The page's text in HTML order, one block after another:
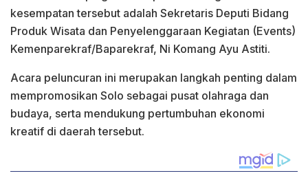
kesempatan tersebut adalah Sekretaris Deputi Bidang
Produk Wisata dan Penyelenggaraan Kegiatan (Events)
Kemenparekraf/Baparekraf, Ni Komang Ayu Astiti.
Acara peluncuran ini merupakan langkah penting dalam
mempromosikan Solo sebagai pusat olahraga dan
budaya, serta mendukung pertumbuhan ekonomi
kreatif di daerah tersebut.